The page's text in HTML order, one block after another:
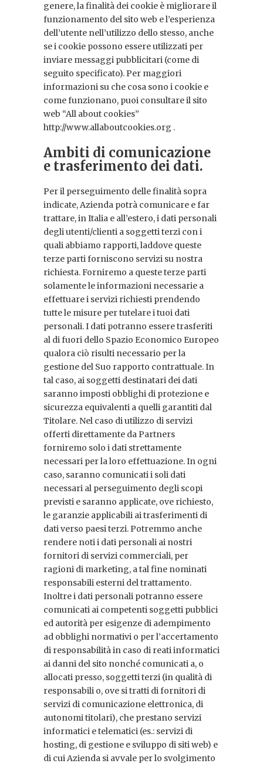
genere, la finalità dei cookie è migliorare il
funzionamento del sito web e l’esperienza
dell’utente nell’utilizzo dello stesso, anche
se i cookie possono essere utilizzati per
inviare messaggi pubblicitari (come di
seguito specificato). Per maggiori
informazioni su che cosa sono i cookie e
come funzionano, puoi consultare il sito
web “All about cookies”
http://www.allaboutcookies.org .
Ambiti di comunicazione
e trasferimento dei dati.
Per il perseguimento delle finalità sopra
indicate, Azienda potrà comunicare e far
trattare, in Italia e all’estero, i dati personali
degli utenti/clienti a soggetti terzi con i
quali abbiamo rapporti, laddove queste
terze parti forniscono servizi su nostra
richiesta. Forniremo a queste terze parti
solamente le informazioni necessarie a
effettuare i servizi richiesti prendendo
tutte le misure per tutelare i tuoi dati
personali. I dati potranno essere trasferiti
al di fuori dello Spazio Economico Europeo
qualora ciò risulti necessario per la
gestione del Suo rapporto contrattuale. In
tal caso, ai soggetti destinatari dei dati
saranno imposti obblighi di protezione e
sicurezza equivalenti a quelli garantiti dal
Titolare. Nel caso di utilizzo di servizi
offerti direttamente da Partners
forniremo solo i dati strettamente
necessari per la loro effettuazione. In ogni
caso, saranno comunicati i soli dati
necessari al perseguimento degli scopi
previsti e saranno applicate, ove richiesto,
le garanzie applicabili ai trasferimenti di
dati verso paesi terzi. Potremmo anche
rendere noti i dati personali ai nostri
fornitori di servizi commerciali, per
ragioni di marketing, a tal fine nominati
responsabili esterni del trattamento.
Inoltre i dati personali potranno essere
comunicati ai competenti soggetti pubblici
ed autorità per esigenze di adempimento
ad obblighi normativi o per l’accertamento
di responsabilità in caso di reati informatici
ai danni del sito nonché comunicati a, o
allocati presso, soggetti terzi (in qualità di
responsabili o, ove si tratti di fornitori di
servizi di comunicazione elettronica, di
autonomi titolari), che prestano servizi
informatici e telematici (es.: servizi di
hosting, di gestione e sviluppo di siti web) e
di cui Azienda si avvale per lo svolgimento